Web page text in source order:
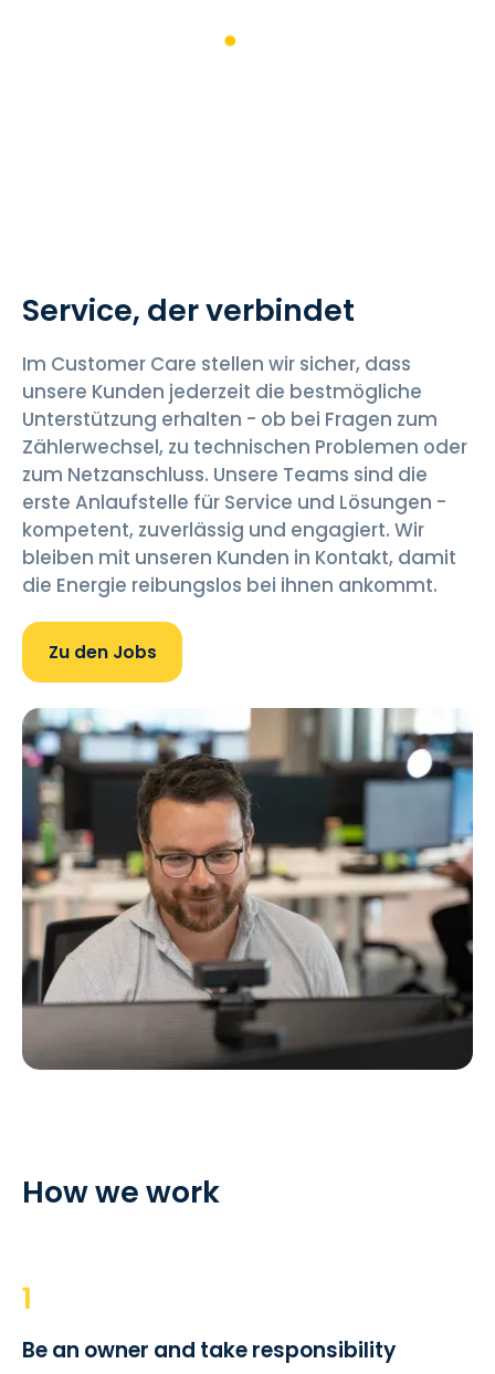
Service, der verbindet
Im Customer Care stellen wir sicher, dass
unsere Kunden jederzeit die bestmögliche
Unterstützung erhalten - ob bei Fragen zum
Zählerwechsel, zu technischen Problemen oder
zum Netzanschluss. Unsere Teams sind die
erste Anlaufstelle für Service und Lösungen -
kompetent, zuverlässig und engagiert. Wir
bleiben mit unseren Kunden in Kontakt, damit
die Energie reibungslos bei ihnen ankommt.
Zu den Jobs
How we work
1
Be an owner and take responsibility